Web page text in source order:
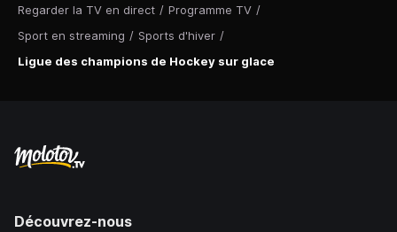
Regarder la TV en direct / Programme TV /
Sport en streaming / Sports d'hiver /
Ligue des champions de Hockey sur glace
Découvrez-nous